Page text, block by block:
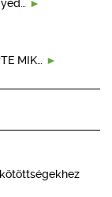
MIK…